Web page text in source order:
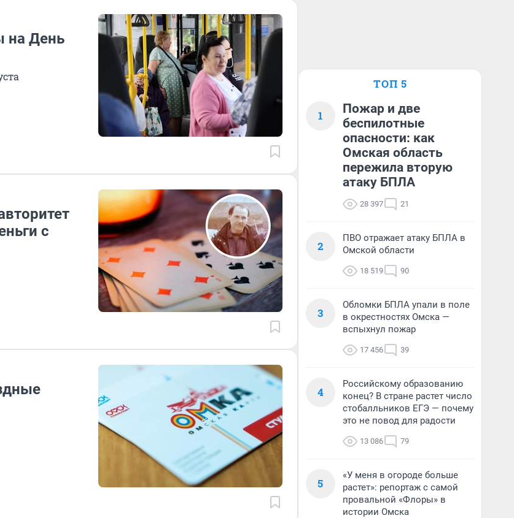
на День
с
ТОП 5
1
Пожар и две
беспилотные
опасности: как
Омская область
пережила вторую
атаку БПЛА
28 397 21
2
ПВО отражает атаку БПЛА в
Омской области
18 519 90
3
Обломки БПЛА упали в поле
в окрестностях Омска —
вспыхнул пожар
17 456 39
4
Российскому образованию
конец? В стране растет число
стобалльников ЕГЭ — почему
это не повод для радости
13 086 79
5
«У меня в огороде больше
растет»: репортаж с самой
провальной «Флоры» в
истории Омска